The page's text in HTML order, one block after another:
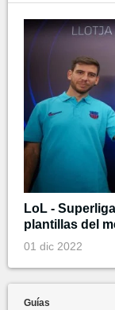
LoL -
plantillas del
01 dic 2022
Guías